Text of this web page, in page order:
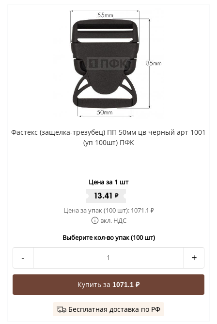
Фастекс (защелка-трезубец) ПП 50мм цв черный арт 1001
(уп 100шт) ПФК
Цена за 1 шт
13.41 ₽
Цена за упак (100 шт): 1071.1 ₽
вкл. НДС
Выберите кол-во упак (100 шт)
- +
Купить за 1071.1 ₽
Бесплатная доставка по РФ